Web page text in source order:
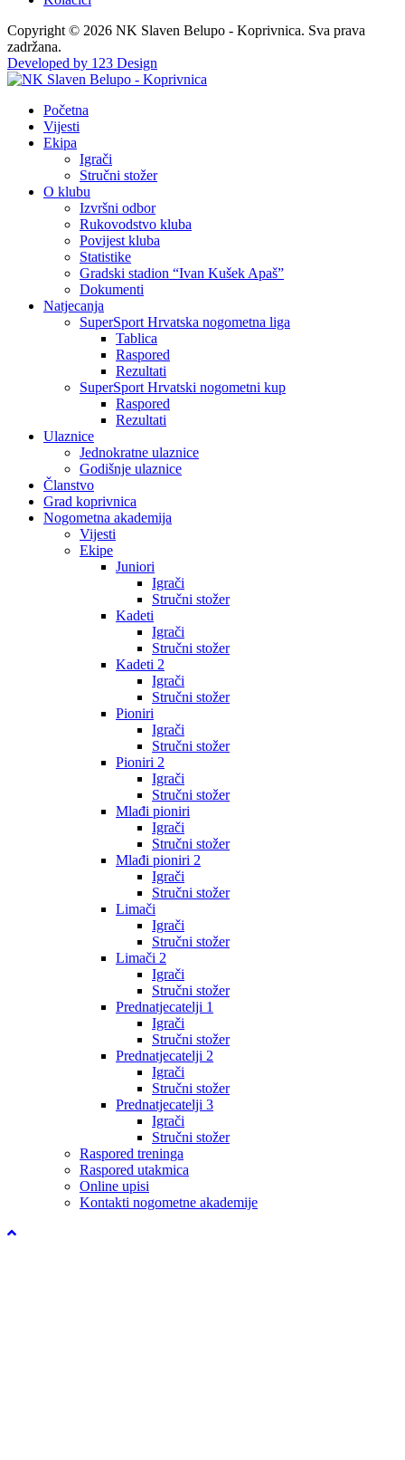
Copyright © 2026 NK Slaven Belupo - Koprivnica. Sva prava
zadržana.
Developed by 123 Design
Početna
Vijesti
Ekipa
Igrači
Stručni stožer
O klubu
Izvršni odbor
Rukovodstvo kluba
Povijest kluba
Statistike
Gradski stadion “Ivan Kušek Apaš”
Dokumenti
Natjecanja
SuperSport Hrvatska nogometna liga
Tablica
Raspored
Rezultati
SuperSport Hrvatski nogometni kup
Raspored
Rezultati
Ulaznice
Jednokratne ulaznice
Godišnje ulaznice
Članstvo
Grad koprivnica
Nogometna akademija
Vijesti
Ekipe
Juniori
Igrači
Stručni stožer
Kadeti
Igrači
Stručni stožer
Kadeti 2
Igrači
Stručni stožer
Pioniri
Igrači
Stručni stožer
Pioniri 2
Igrači
Stručni stožer
Mlađi pioniri
Igrači
Stručni stožer
Mlađi pioniri 2
Igrači
Stručni stožer
Limači
Igrači
Stručni stožer
Limači 2
Igrači
Stručni stožer
Prednatjecatelji 1
Igrači
Stručni stožer
Prednatjecatelji 2
Igrači
Stručni stožer
Prednatjecatelji 3
Igrači
Stručni stožer
Raspored treninga
Raspored utakmica
Online upisi
Kontakti nogometne akademije